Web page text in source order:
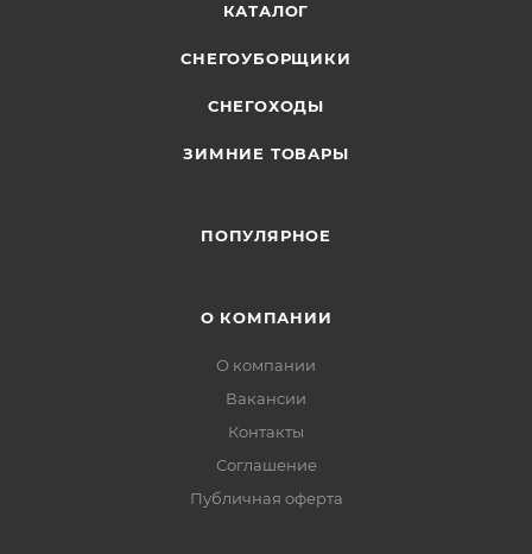
КАТАЛОГ
СНЕГОУБОРЩИКИ
СНЕГОХОДЫ
ЗИМНИЕ ТОВАРЫ
ПОПУЛЯРНОЕ
О КОМПАНИИ
О компании
Вакансии
Контакты
Соглашение
Публичная оферта